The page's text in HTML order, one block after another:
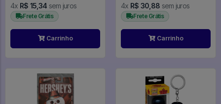
4x R$ 15,34 sem juros
Frete Grátis
Carrinho
4x R$ 30,88 sem juros
Frete Grátis
Carrinho